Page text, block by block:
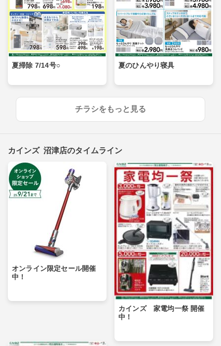
夏掃除 7/14号○ 夏のひんやり寝具
チラシをもっと見る
カインズ 沼津店のタイムライン
オンライン限定セール開催
中！
カインズ 家電均一祭 開催
中！